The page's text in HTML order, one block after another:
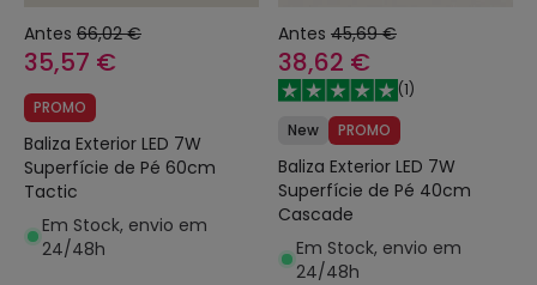
Antes 66,02 €
35,57 €
PROMO
Baliza Exterior LED 7W
Superfície de Pé 60cm
Tactic
Em Stock, envio em
24/48h
Antes 45,69 €
38,62 €
(1)
New
PROMO
Baliza Exterior LED 7W
Superfície de Pé 40cm
Cascade
Em Stock, envio em
24/48h